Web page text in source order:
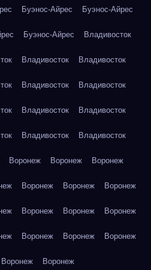
Буэнос-Айрес Буэнос-Айрес
Буэнос-Айрес Владивосток
Владивосток Владивосток
Владивосток Владивосток
Владивосток Владивосток
Владивосток Владивосток
Воронеж Воронеж Воронеж
Воронеж Воронеж Воронеж
Воронеж Воронеж Воронеж
Воронеж Воронеж Воронеж
Воронеж Воронеж